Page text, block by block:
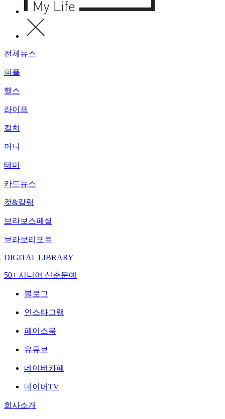
전체뉴스
피플
헬스
라이프
컬처
머니
테마
카드뉴스
컷&칼럼
브라보스페셜
브라보리포트
DIGITAL LIBRARY
50+ 시니어 신춘문예
블로그
인스타그램
페이스북
유튜브
네이버카페
네이버TV
회사소개